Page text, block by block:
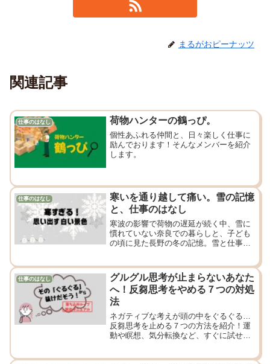
まるがおピーナッツ
関連記事
仕事のはなし 荷物ハンターの鶴っぴ。
個性あふれる仲間と、日々楽しく仕事に
励んでおります！そんなメンバーを紹介
します。
仕事のはなし
寒いを通り越して痛い。雪の記憶
と、仕事のはなし
寒波の影響で荷物の遅延が続く中、雪に
慣れていない奈良での暮らしと、子ども
の頃に見た長野の冬の記憶。雪と仕事、
仕事のはなし
グルグル思考が止まらないあなた
へ！反芻思考をやめる７つの対処
法
ネガティブな考えが頭の中をぐるぐる…
反芻思考を止める７つの方法を紹介！運
動や瞑想、気分転換など、すぐに試せる